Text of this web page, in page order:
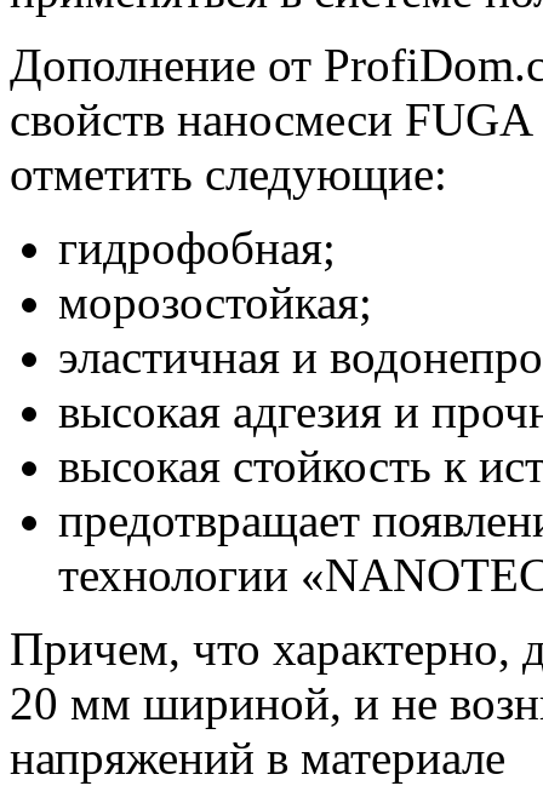
Дополнение от
свойств наносмеси
отметить следующие:
гидрофобная;
морозостойкая;
эластичная и
высокая адгезия и
высокая стойкость к
предотвращает
технологии
Причем, что характерно,
20 мм шириной, и не
напряжений в материале